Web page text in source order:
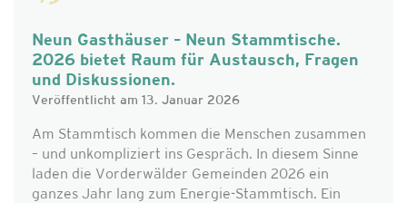
Neun Gasthäuser – Neun Stammtische.
2026 bietet Raum für Austausch, Fragen
und Diskussionen.
Veröffentlicht am 13. Januar 2026
Am Stammtisch kommen die Menschen zusammen
– und unkompliziert ins Gespräch. In diesem Sinne
laden die Vorderwälder Gemeinden 2026 ein
ganzes Jahr lang zum Energie-Stammtisch. Ein